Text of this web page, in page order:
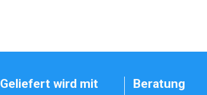
Geliefert wird mit Beratung